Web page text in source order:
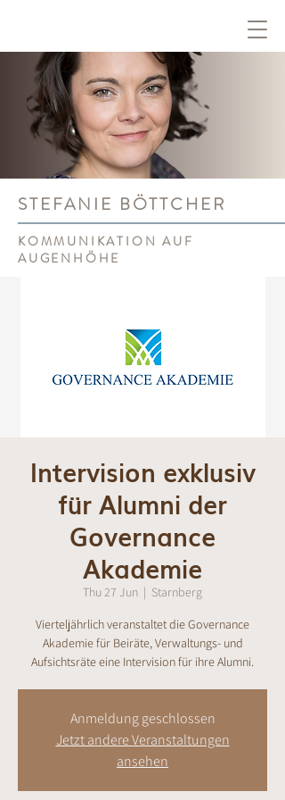
STEFANIE BÖTTCHER
KOMMUNIKATION AUF
AUGENHÖHE
Intervision exklusiv
für Alumni der
Governance
Akademie
Thu 27 Jun
  |
Starnberg
Vierteljährlich veranstaltet die Governance
Akademie für Beiräte, Verwaltungs- und
Aufsichtsräte eine Intervision für ihre Alumni.
Anmeldung geschlossen
Jetzt andere Veranstaltungen
ansehen